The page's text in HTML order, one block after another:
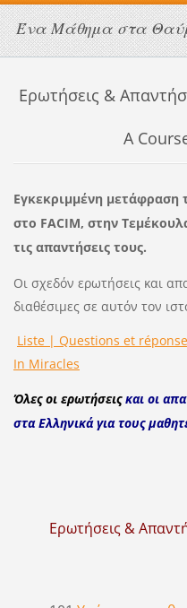
Ένα Μάθημα στα
Ερωτήσεις &
A
Εγκεκριμμένη
στο FACIM, στην
τις απαντήσεις τους.
Οι σχεδόν ερωτήσεις και
διαθέσιμες σε αυτόν τον
Liste | Questions et
In Miracles
Όλες οι ερωτήσειςκαι οι
στα Ελληνικά για τους
Ερωτήσεις &